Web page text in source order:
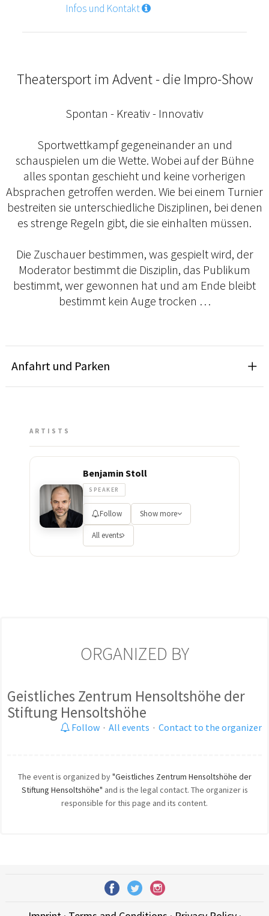
Infos und Kontakt
Theatersport im Advent - die Impro-Show
Spontan - Kreativ - Innovativ
Sportwettkampf gegeneinander an und
schauspielen um die Wette. Wobei auf der Bühne
alles spontan geschieht und keine vorherigen
Absprachen getroffen werden. Wie bei einem Turnier
bestreiten sie unterschiedliche Disziplinen, bei denen
es strenge Regeln gibt, die sie einhalten müssen.
Die Zuschauer bestimmen, was gespielt wird, der
Moderator bestimmt die Disziplin, das Publikum
bestimmt, wer gewonnen hat und am Ende bleibt
bestimmt kein Auge trocken …
Anfahrt und Parken
ARTISTS
Benjamin Stoll
SPEAKER
Follow Show more
All events
ORGANIZED BY
Geistliches Zentrum Hensoltshöhe der
Stiftung Hensoltshöhe
Follow · All events · Contact to the organizer
The event is organized by"Geistliches Zentrum Hensoltshöhe der
Stiftung Hensoltshöhe" and is the legal contact. The organizer is
responsible for this page and its content.